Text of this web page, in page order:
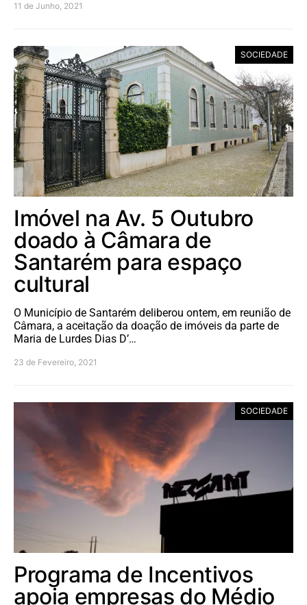
11 de Junho, 2021
SOCIEDADE
Imóvel na Av. 5 Outubro
doado à Câmara de
Santarém para espaço
cultural
O Município de Santarém deliberou ontem, em reunião de
Câmara, a aceitação da doação de imóveis da parte de
Maria de Lurdes Dias D’…
23 de Fevereiro, 2021
SOCIEDADE
Programa de Incentivos
apoia empresas do Médio